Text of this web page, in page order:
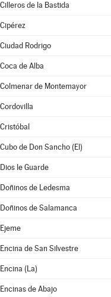
Cilleros de la Bastida
Cipérez
Ciudad Rodrigo
Coca de Alba
Colmenar de Montemayor
Cordovilla
Cristóbal
Cubo de Don Sancho (El)
Dios le Guarde
Doñinos de Ledesma
Doñinos de Salamanca
Ejeme
Encina de San Silvestre
Encina (La)
Encinas de Abajo